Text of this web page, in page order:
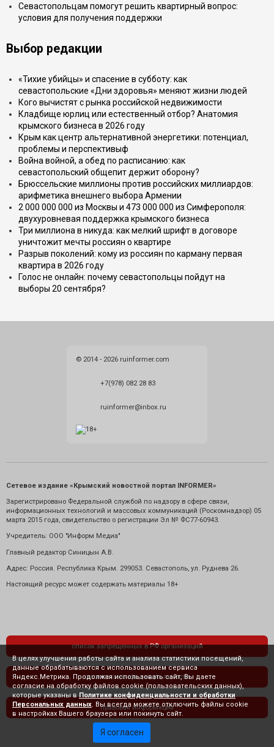
Севастопольцам помогут решить квартирный вопрос:
условия для получения поддержки
Выбор редакции
«Тихие убийцы» и спасение в субботу: как
севастопольские «Дни здоровья» меняют жизни людей
Кого вычистят с рынка российской недвижимости
Кладбище юрлиц или естественный отбор? Анатомия
крымского бизнеса в 2026 году
Крым как центр альтернативной энергетики: потенциал,
проблемы и перспективыф
Война войной, а обед по расписанию: как
севастопольский общепит держит оборону?
Брюссельские миллионы против российских миллиардов:
арифметика внешнего выбора Армении
2 000 000 000 из Москвы и 473 000 000 из Симферополя:
двухуровневая поддержка крымского бизнеса
Три миллиона в никуда: как мелкий шрифт в договоре
уничтожит мечты россиян о квартире
Разрыв поколений: кому из россиян по карману первая
квартира в 2026 году
Голос не онлайн: почему севастопольцы пойдут на
выборы 20 сентября?
© 2014 - 2026 ruinformer.com
+7(978) 082 28 83
ruinformer@inbox.ru
Сетевое издание «Крымский новостной портал INFORMER»
Зарегистрировано Федеральной службой по надзору в сфере связи,
информационных технологий и массовых коммуникаций (Роскомнадзор) 05
марта 2015 года, свидетельство о регистрации Эл № ФС77-60943.
Учредитель: ООО "Информ Медиа"
Главный редактор Синицын А.В.
Адрес: Россия. Республика Крым. 299053. Севастополь, ул. Руднева 26.
Настоящий ресурс может содержать материалы 18+
список запрещенных в РФ организаций
политика конфиденциальности
правовая информация
В целях улучшения работы сайта и анализа статистики посещений,
данные обрабатываются с использованием сервиса
Яндекс.Метрика. Продолжая использовать сайт, Вы даете
согласие на обработку файлов cookie (пользовательских данных),
которые указаны в Политике конфиденциальности и обработки
Персональных данных . Вы всегда можете отключить файлы cookie
в настройках Вашего браузера или покинуть сайт.
Я согласен